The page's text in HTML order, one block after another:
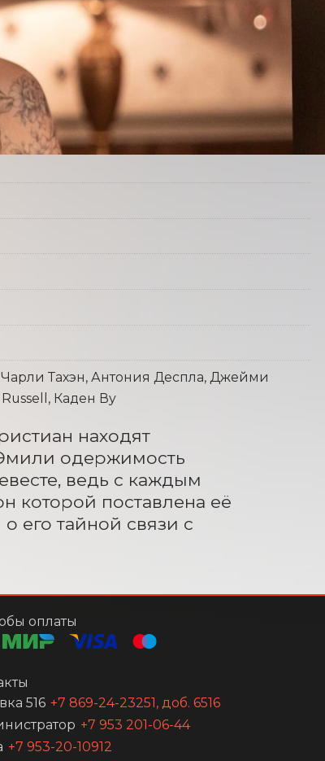
Тахэн, Антония Деспла, Джейми
Каден Ву
находят
одержимость
ведь с каждым
которой поставлена её
его тайной связи с
оплаты
516 +7 869-24-23251, доб. 6516
+7 953 201-06-44
+7 953-20-10912